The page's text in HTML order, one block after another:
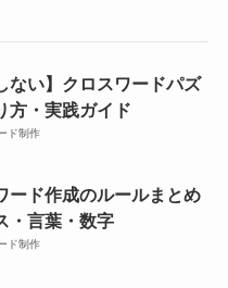
ない】クロスワードパズ
方・実践ガイド
ド制作
ード作成のルールまとめ
・言葉・数字
ド制作